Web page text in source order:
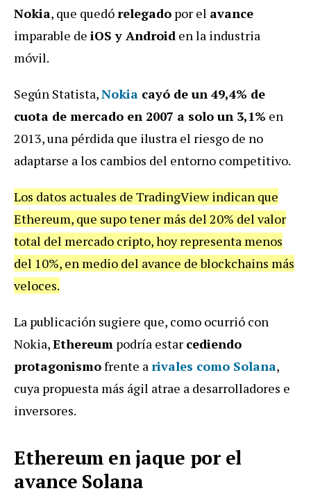
Nokia, que quedórelegado por el avance
imparable de iOS y Android en la industria
móvil.
Según Statista,Nokia cayó de un 49,4% de
cuota de mercado en 2007 a solo un 3,1% en
2013, una pérdida que ilustra el riesgo de no
adaptarse a los cambios del entorno competitivo.
Los datos actuales de TradingView indican que
Ethereum, que supo tener más del 20% del valor
total del mercado cripto, hoy representa menos
del 10%, en medio del avance de blockchains más
veloces.
La publicación sugiere que, como ocurrió con
Nokia,Ethereum podría estar cediendo
protagonismofrente arivales como Solana,
cuya propuesta más ágil atrae a desarrolladores e
inversores.
Ethereum en jaque por el
avance Solana